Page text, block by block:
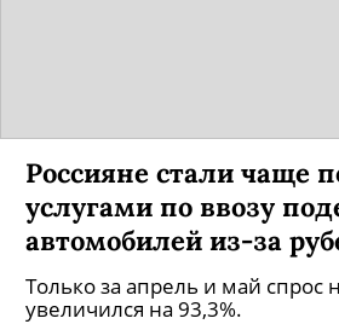
Россияне стали чаще
услугами по ввозу
автомобилей из-за
Только за апрель и май спрос
увеличился на 93,3%.